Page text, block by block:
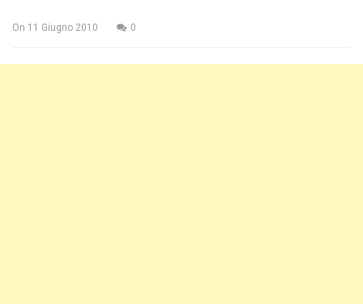
On 11 Giugno 2010 0